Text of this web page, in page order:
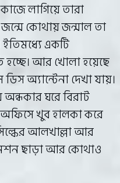
লাগিয়ে তারা
কোথায় জন্মাল তা
ইতিমধ্যে একটি
হচ্ছে। আর খোলা হয়েছে
অ্যান্টেনা দেখা যায়।
অন্ধকার ঘরে বিরাট
অফিসে খুব হালকা করে
আলখাল্লা আর
ছাড়া আর কোথাও